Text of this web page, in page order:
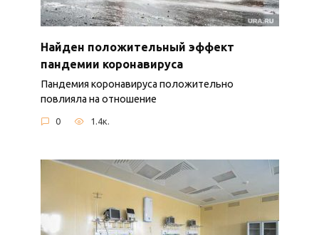
Найден положительный эффект
пандемии коронавируса
Пандемия коронавируса положительно
повлияла на отношение
0 1.4к.